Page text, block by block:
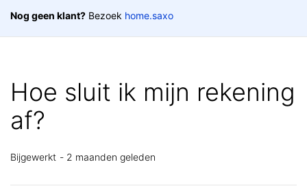
Nog geen klant? Bezoek home.saxo
Hoe sluit ik mijn rekening
af?
Bijgewerkt 2 maanden geleden